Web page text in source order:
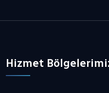
Hizmet